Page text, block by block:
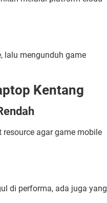
lalu mengunduh game
Kentang
agar game mobile
di performa, ada juga yang